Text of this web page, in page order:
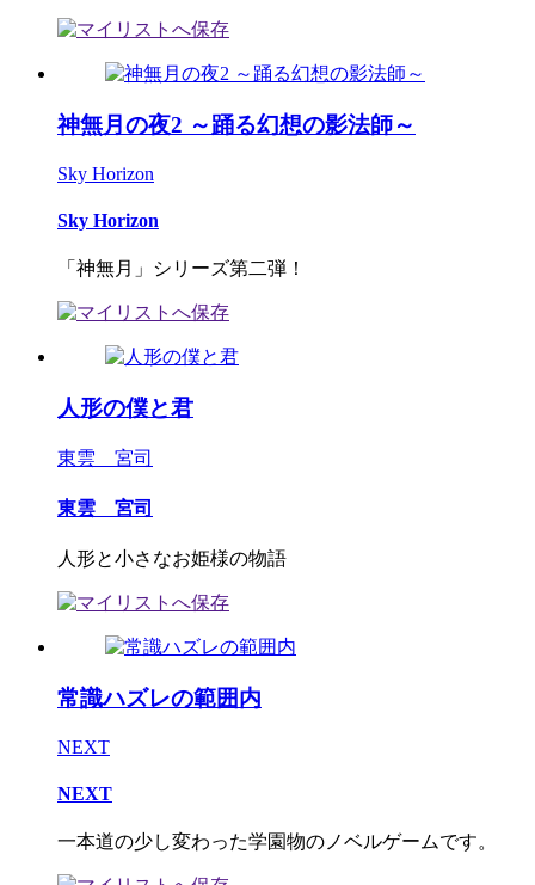
神無月の夜2 ～踊る幻想の影法師～
Sky Horizon
Sky Horizon
「神無月」シリーズ第二弾！
人形の僕と君
東雲 宮司
東雲 宮司
人形と小さなお姫様の物語
常識ハズレの範囲内
NEXT
NEXT
一本道の少し変わった学園物のノベルゲームです。